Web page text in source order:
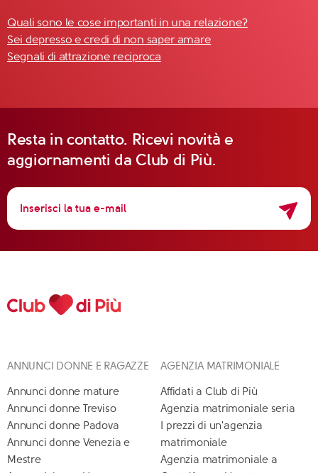
Quali sono le cose importanti in una relazione?
Sei depresso e credi di non saper amare
Segnali di attrazione reciproca
Resta in contatto. Ricevi novità e
aggiornamenti da Club di Più.
ANNUNCI DONNE E RAGAZZE
Annunci donne mature
Annunci donne Treviso
Annunci donne Padova
Annunci donne Venezia e
Mestre
AGENZIA MATRIMONIALE
Affidati a Club di Più
Agenzia matrimoniale seria
I prezzi di un'agenzia
matrimoniale
Agenzia matrimoniale a